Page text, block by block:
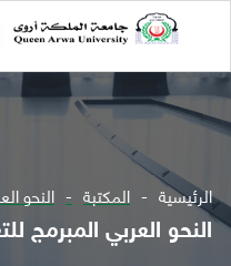
الرئيسية المكتبة النحو
النحو العربي المبرمج